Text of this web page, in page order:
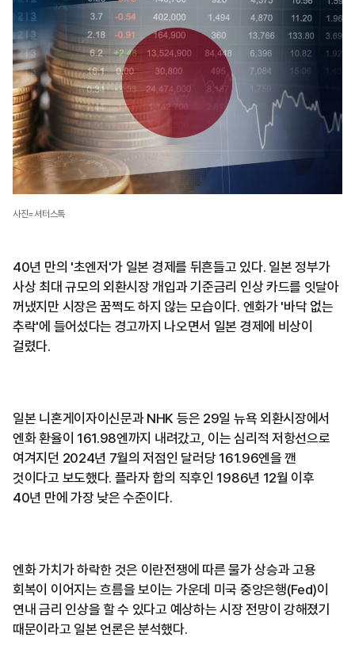
사진=셔터스톡
40년 만의 '초엔저'가 일본 경제를 뒤흔들고 있다. 일본 정부가
사상 최대 규모의 외환시장 개입과 기준금리 인상 카드를 잇달아
꺼냈지만 시장은 꿈쩍도 하지 않는 모습이다. 엔화가 '바닥 없는
추락'에 들어섰다는 경고까지 나오면서 일본 경제에 비상이
걸렸다.
일본 니혼게이자이신문과 NHK 등은 29일 뉴욕 외환시장에서
엔화 환율이 161.98엔까지 내려갔고, 이는 심리적 저항선으로
여겨지던 2024년 7월의 저점인 달러당 161.96엔을 깬
것이다고 보도했다. 플라자 합의 직후인 1986년 12월 이후
40년 만에 가장 낮은 수준이다.
엔화 가치가 하락한 것은 이란전쟁에 따른 물가 상승과 고용
회복이 이어지는 흐름을 보이는 가운데 미국 중앙은행(Fed)이
연내 금리 인상을 할 수 있다고 예상하는 시장 전망이 강해졌기
때문이라고 일본 언론은 분석했다.